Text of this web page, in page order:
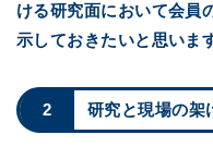
ける研究面において会員
示しておきたいと思いま
2 研究と現場の架